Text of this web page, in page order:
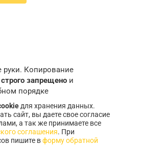
руки. Копирование
строго запрещено и
порядке
для хранения данных.
сайт, вы даете свое согласие
а так же принимаете все
соглашения. При
пишите вформу обратной